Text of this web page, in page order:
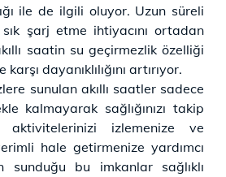
ile de ilgili oluyor. Uzun süreli
şarj etme ihtiyacını ortadan
saatin su geçirmezlik özelliği
dayanıklılığını artırıyor.
sunulan akıllı saatler sadece
kalmayarak sağlığınızı takip
aktivitelerinizi izlemenize ve
hale getirmenize yardımcı
sunduğu bu imkanlar sağlıklı